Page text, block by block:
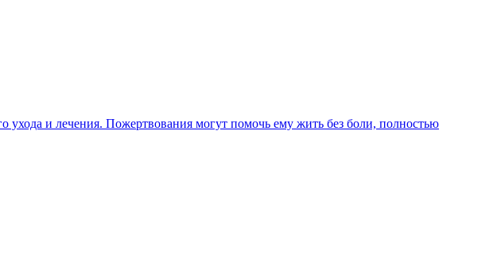
и лечения. Пожертвования могут помочь ему жить без боли, полностью